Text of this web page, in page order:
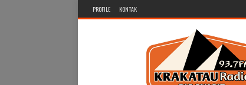
PROFILE KONTAK